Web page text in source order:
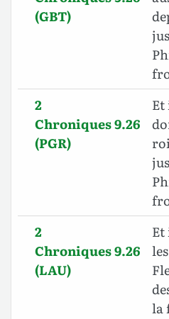
(GBT)
2
Chroniques 9.26
(PGR)
Et
2
Chroniques 9.26
(LAU)
la